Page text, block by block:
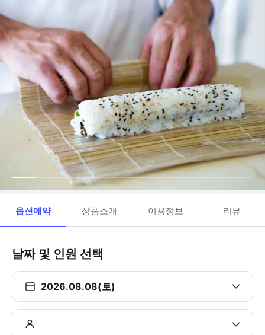
옵션예약 상품소개 이용정보 리뷰
날짜 및 인원 선택
2026.08.08(토)